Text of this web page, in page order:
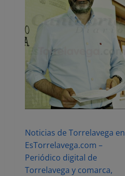
Noticias de Torrelavega en
EsTorrelavega.com –
Periódico digital de
Torrelavega y comarca,